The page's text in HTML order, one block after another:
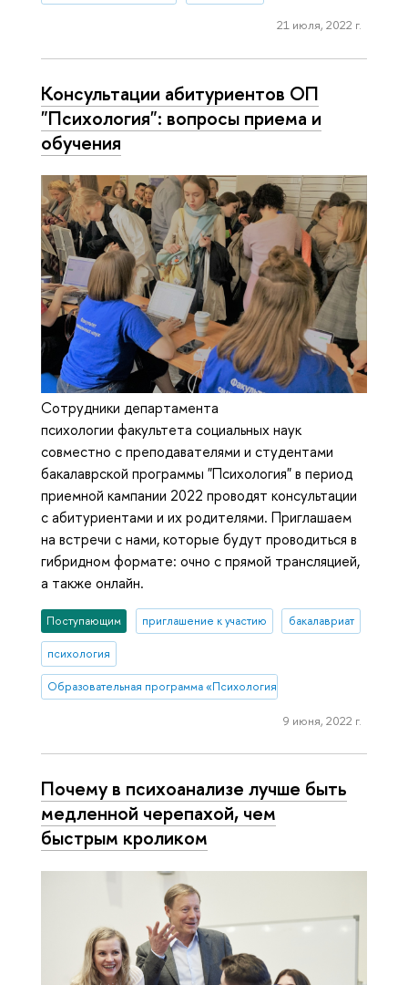
21 июля, 2022 г.
Консультации абитуриентов ОП
"Психология": вопросы приема и
обучения
Сотрудники департамента
психологии факультета социальных наук
совместно с преподавателями и студентами
бакалаврской программы "Психология" в период
приемной кампании 2022 проводят консультации
с абитуриентами и их родителями. Приглашаем
на встречи с нами, которые будут проводиться в
гибридном формате: очно с прямой трансляцией,
а также онлайн.
Поступающим приглашение к участию бакалавриат
психология
Образовательная программа «Психология»
9 июня, 2022 г.
Почему в психоанализе лучше быть
медленной черепахой, чем
быстрым кроликом